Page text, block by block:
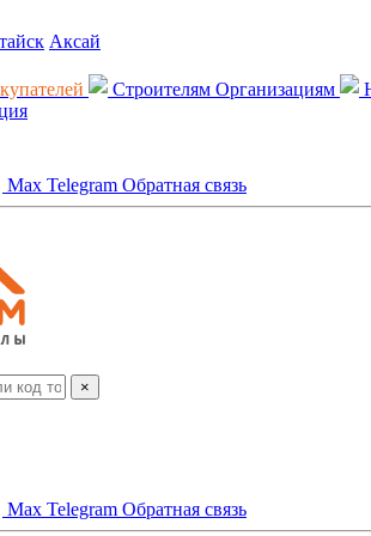
Аксай
Строителям Организациям
Max Telegram Обратная связь
×
Max Telegram Обратная связь